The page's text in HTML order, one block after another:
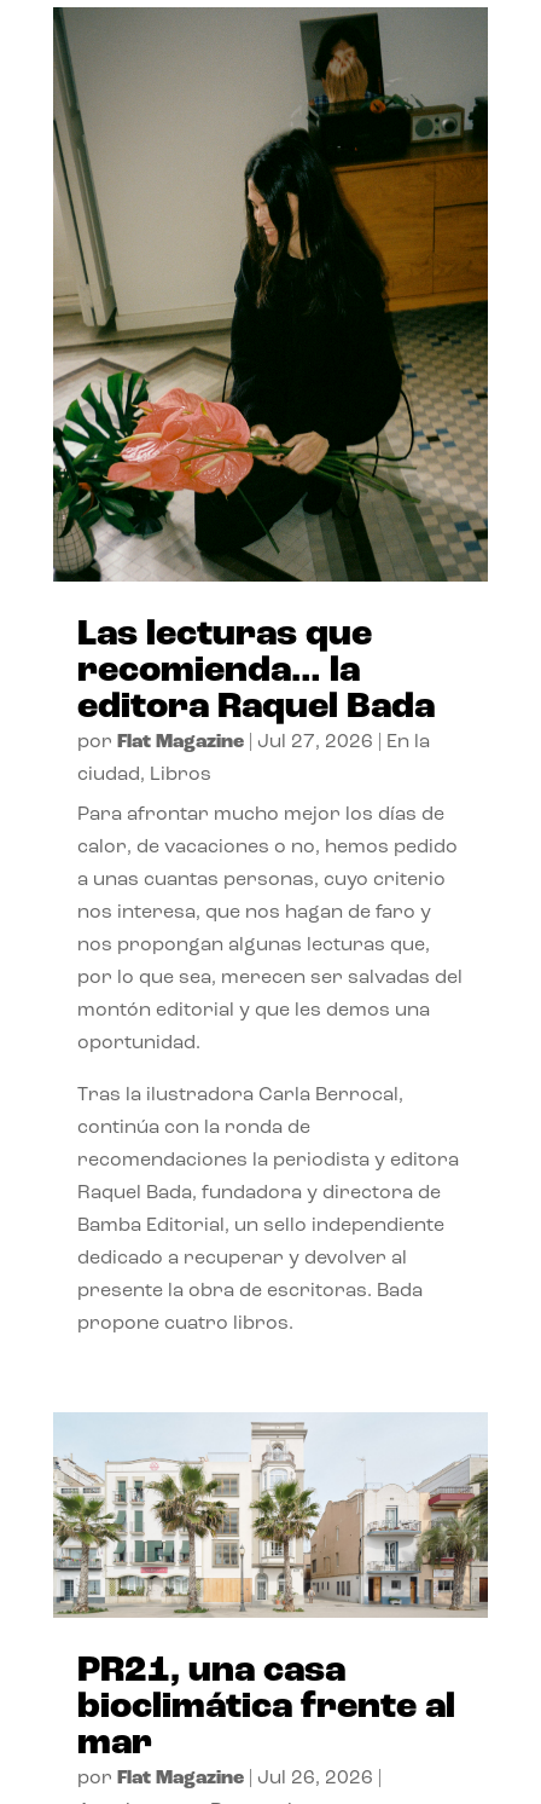
Las lecturas que
recomienda… la
editora Raquel Bada
por Flat Magazine| Jul 27, 2026
En la
ciudad, Libros
Para afrontar mucho mejor los días de
calor, de vacaciones o no, hemos pedido
a unas cuantas personas, cuyo criterio
nos interesa, que nos hagan de faro y
nos propongan algunas lecturas que,
por lo que sea, merecen ser salvadas del
montón editorial y que les demos una
oportunidad.
Tras la ilustradora Carla Berrocal,
continúa con la ronda de
recomendaciones la periodista y editora
Raquel Bada, fundadora y directora de
Bamba Editorial, un sello independiente
dedicado a recuperar y devolver al
presente la obra de escritoras. Bada
propone cuatro libros.
PR21, una casa
bioclimática frente al
mar
por Flat Magazine| Jul 26, 2026